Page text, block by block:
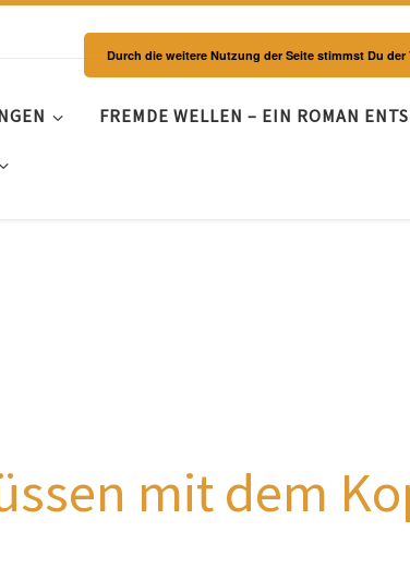
FREMDE WELLEN – EIN ROMAN
mit dem
Durch die weitere Nutzung der Seite stimmst Du